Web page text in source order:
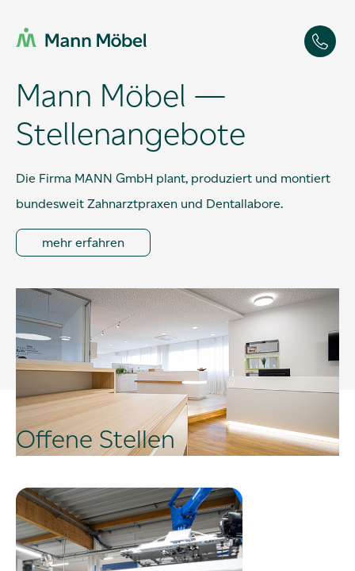
Mann Möbel —
Stellenangebote
Die Firma MANN GmbH plant, produziert und montiert
bundesweit Zahnarztpraxen und Dentallabore.
mehr erfahren
Offene Stellen